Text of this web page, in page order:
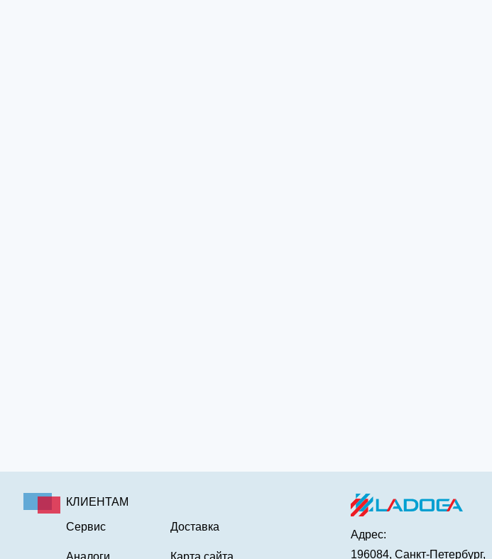
КЛИЕНТАМ
Сервис
Аналоги
Доставка
Карта сайта
Адрес:
196084, Санкт-Петербург,